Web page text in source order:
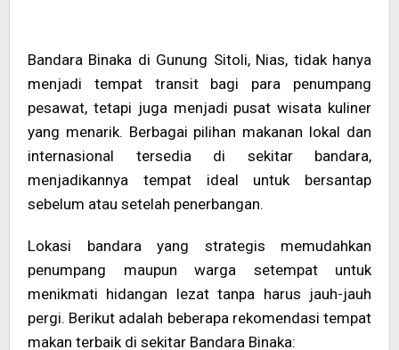
Bandara Binaka di Gunung Sitoli, Nias, tidak hanya
menjadi tempat transit bagi para penumpang
pesawat, tetapi juga menjadi pusat wisata kuliner
yang menarik. Berbagai pilihan makanan lokal dan
internasional tersedia di sekitar bandara,
menjadikannya tempat ideal untuk bersantap
sebelum atau setelah penerbangan.
Lokasi bandara yang strategis memudahkan
penumpang maupun warga setempat untuk
menikmati hidangan lezat tanpa harus jauh-jauh
pergi. Berikut adalah beberapa rekomendasi tempat
makan terbaik di sekitar Bandara Binaka: